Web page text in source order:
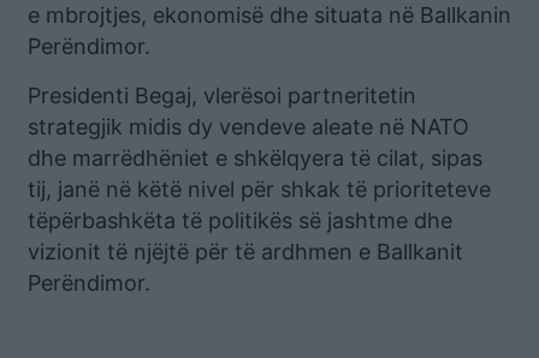
e mbrojtjes, ekonomisë dhe situata në Ballkanin
Perëndimor.
Presidenti Begaj, vlerësoi partneritetin
strategjik midis dy vendeve aleate në NATO
dhe marrëdhëniet e shkëlqyera të cilat, sipas
tij, janë në këtë nivel për shkak të prioriteteve
tëpërbashkëta të politikës së jashtme dhe
vizionit të njëjtë për të ardhmen e Ballkanit
Perëndimor.